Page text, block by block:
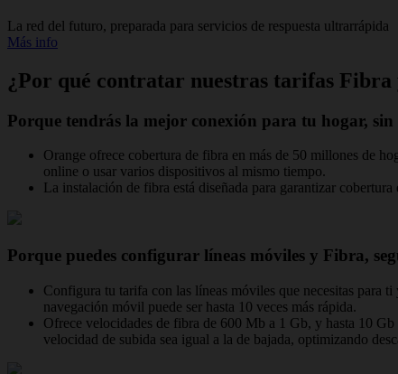
La red del futuro, preparada para servicios de respuesta ultrarrápida
Más info
¿Por qué contratar nuestras tarifas
Porque tendrás la mejor conexión para tu hogar,
Orange ofrece cobertura de fibra en más de 50 millones de
online o usar varios dispositivos al mismo tiempo.
La instalación de fibra está diseñada para garantizar
Porque puedes configurar líneas móviles y Fibra,
Configura tu tarifa con las líneas móviles que necesitas para
navegación móvil puede ser hasta 10 veces más rápida.
Ofrece velocidades de fibra de 600 Mb a 1 Gb, y hasta 10
velocidad de subida sea igual a la de bajada, optimizando